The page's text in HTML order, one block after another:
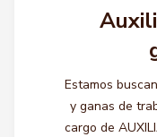
Estamos
y ganas de
cargo de